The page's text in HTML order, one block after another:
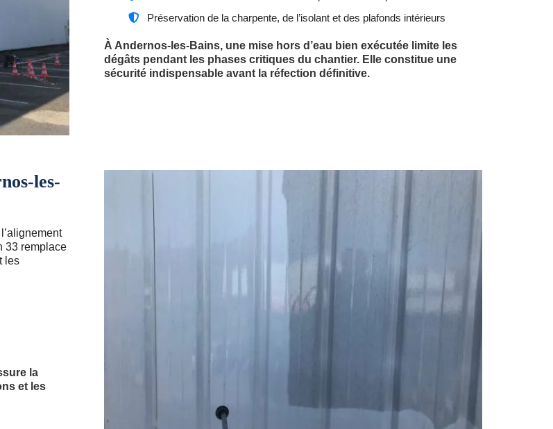
Préservation de la charpente, de l’isolant et des plafonds intérieurs
À Andernos-les-Bains, une mise hors d’eau bien exécutée limite les
dégâts pendant les phases critiques du chantier. Elle constitue une
sécurité indispensable avant la réfection définitive.
les-
33 remplace
les
la
et les